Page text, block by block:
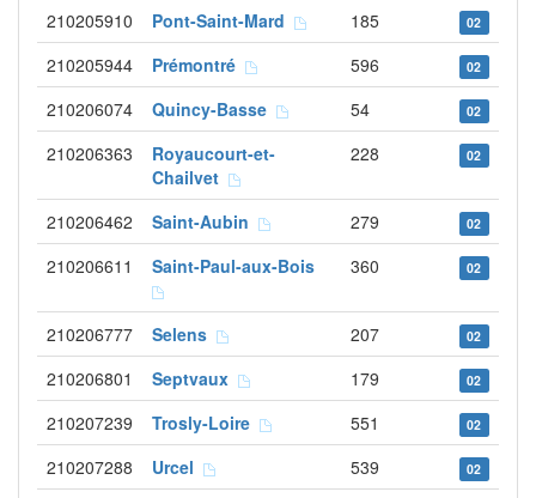
210205910 Pont-Saint-Mard 185 02
210205944 Prémontré 596 02
210206074 Quincy-Basse 54 02
210206363
Royaucourt-et-
Chailvet
228 02
210206462 Saint-Aubin 279 02
210206611 Saint-Paul-aux-Bois 360 02
210206777 Selens 207 02
210206801 Septvaux 179 02
210207239 Trosly-Loire 551 02
210207288 Urcel 539 02